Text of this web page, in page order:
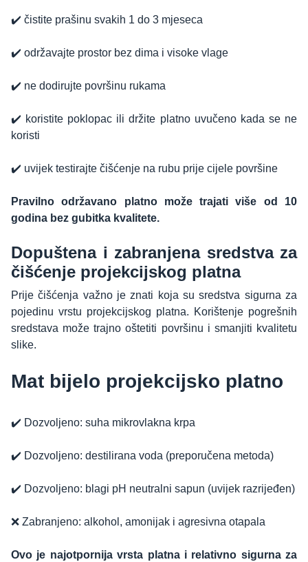
✔️ čistite prašinu svakih 1 do 3 mjeseca
✔️ održavajte prostor bez dima i visoke vlage
✔️ ne dodirujte površinu rukama
✔️ koristite poklopac ili držite platno uvučeno kada se ne
koristi
✔️ uvijek testirajte čišćenje na rubu prije cijele površine
Pravilno održavano platno može trajati više od 10
godina bez gubitka kvalitete.
Dopuštena i zabranjena sredstva za
čišćenje projekcijskog platna
Prije čišćenja važno je znati koja su sredstva sigurna za
pojedinu vrstu projekcijskog platna. Korištenje pogrešnih
sredstava može trajno oštetiti površinu i smanjiti kvalitetu
slike.
Mat bijelo projekcijsko platno
✔️ Dozvoljeno: suha mikrovlakna krpa
✔️ Dozvoljeno: destilirana voda (preporučena metoda)
✔️ Dozvoljeno: blagi pH neutralni sapun (uvijek razrijeđen)
❌ Zabranjeno: alkohol, amonijak i agresivna otapala
Ovo je najotpornija vrsta platna i relativno sigurna za